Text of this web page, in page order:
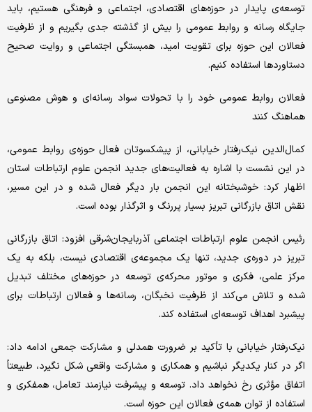
توسعه‌ی پایدار در حوزه‌های اقتصادی، اجتماعی و فرهنگی هستیم، باید
جایگاه رسانه و روابط عمومی را بیش از گذشته جدی بگیریم و از ظرفیت
فعالان این حوزه برای تقویت امید، همبستگی اجتماعی و روایت صحیح
دستاوردها استفاده کنیم.
فعالان روابط عمومی خود را با تحولات سواد رسانه‌ای و هوش مصنوعی
هماهنگ کنند
کمال‌الدین نیک‌رفتار خیابانی، از پیشکسوتان فعال حوزه‌ی روابط عمومی،
در این نشست با اشاره به فعالیت‌های جدید انجمن علوم ارتباطات استان
اظهار کرد: خوشبختانه این انجمن بار دیگر فعال شده و در این مسیر،
نقش اتاق بازرگانی تبریز بسیار پررنگ و اثرگذار بوده است.
رئیس انجمن علوم ارتباطات اجتماعی آذربایجان‌شرقی افزود: اتاق بازرگانی
تبریز در دوره‌ی جدید، تنها یک مجموعه‌ی اقتصادی نیست، بلکه به یک
مرکز علمی، فکری و موتور محرکه‌ی توسعه در حوزه‌های مختلف تبدیل
شده و تلاش می‌کند از ظرفیت نخبگان، رسانه‌ها و فعالان ارتباطات برای
پیشبرد اهداف توسعه‌ای استفاده کند.
نیک‌رفتار خیابانی با تأکید بر ضرورت همدلی و مشارکت جمعی ادامه داد:
اگر در کنار یکدیگر نباشیم و همکاری و مشارکت واقعی شکل نگیرد، طبیعتاً
اتفاق مؤثری رخ نخواهد داد. توسعه و پیشرفت نیازمند تعامل، همفکری و
استفاده از توان همه‌ی فعالان این حوزه است.